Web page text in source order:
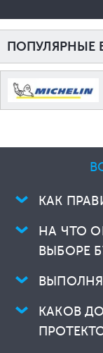
КАК
НА ЧТО
ВЫБОРЕ
КАКОВ
ПОПУЛЯРНЫЕ